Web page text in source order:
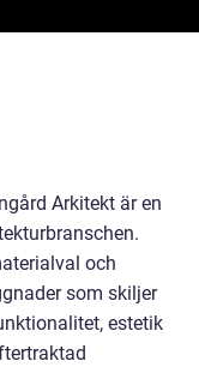
Arkitekt är en
och
som skiljer
estetik